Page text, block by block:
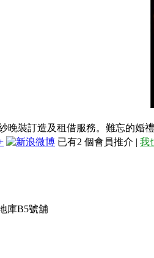
晚裝訂造及租借服務。難忘的
已有2 個會員推介 | 我
庫B5號舖